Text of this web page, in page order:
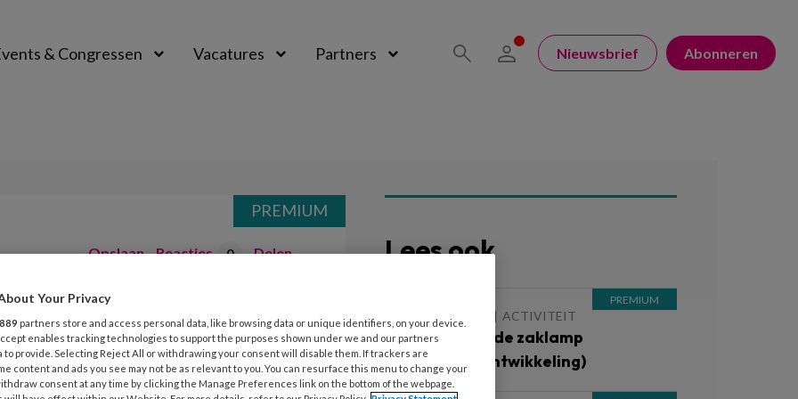
& Congressen Vacatures Partners Nieuwsbrief Abonneren
Opslaan Reacties 0 Delen
pedagoog
nummer een gesprek dat zij
PREMIUM
Lees ook
17 JANUARI 2020 ACTIVITEIT
Tikkertje met de zaklamp
(Motorische ontwikkeling)
Your Privacy
889 partners store and access personal data, like browsing data or unique identifiers, on your device.
enables tracking technologies to support the purposes shown under we and our partners
to provide. Selecting Reject All or withdrawing your consent will disable them. If trackers are
content and ads you see may not be as relevant to you. You can resurface this menu to change your
consent at any time by clicking the Manage Preferences link on the bottom of the webpage.